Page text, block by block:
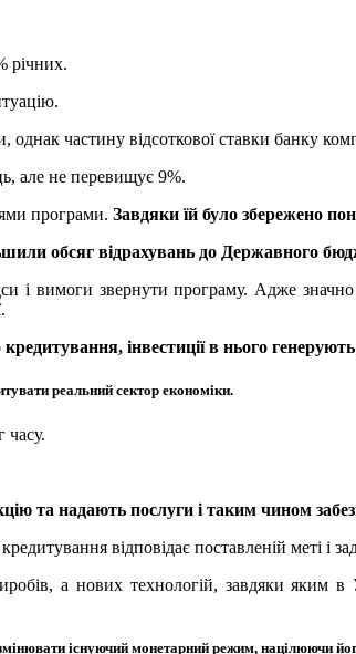
річних.
частину відсоткової ставки банку
але не перевищує 9%.
програми. Завдяки їй було збережено
обсяг відрахувань до Державного
вимоги звернути програму. Адже значно
інвестиції в нього
реальний сектор економіки.
часу.
та надають послуги і таким чином
відповідає поставленій меті і
а нових технологій, завдяки яким в
існуючий монетарний режим, націлюючи